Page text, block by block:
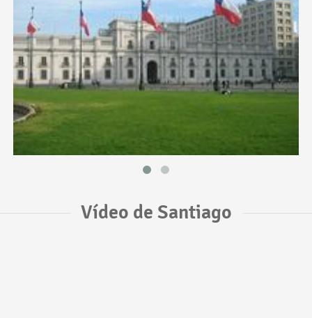
Vídeo de Santiago